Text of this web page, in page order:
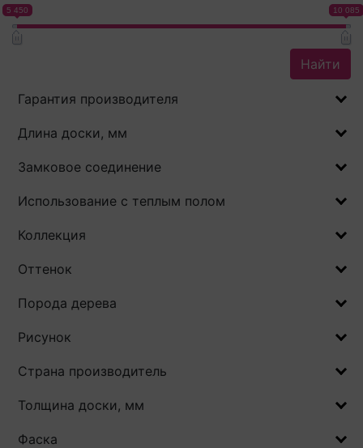
5 450 10 085
Найти
Гарантия производителя
Длина доски, мм
Замковое соединение
Использование с теплым полом
Коллекция
Оттенок
Порода дерева
Рисунок
Страна производитель
Толщина доски, мм
Фаска